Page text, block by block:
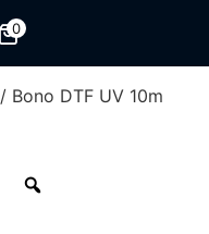
0
/ Bono DTF UV 10m